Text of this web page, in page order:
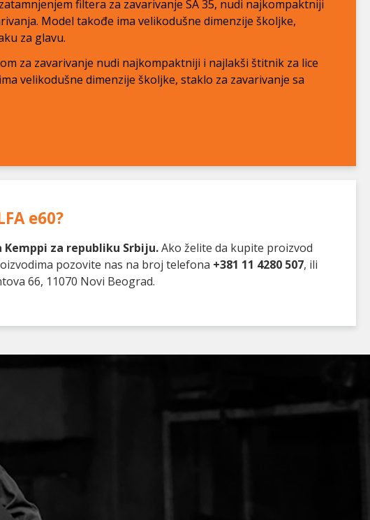
filtera za zavarivanje SA 35, nudi najkompaktniji
Model takođe ima velikodušne dimenzije školjke,
za glavu.
za zavarivanje nudi najkompaktniji i najlakši štitnik za lice
velikodušne dimenzije školjke, staklo za zavarivanje sa
e60?
Kemppi za republiku Srbiju.Ako želite da kupite proizvod
pozovite nas na broj telefona +381 11 4280 507, ili
66, 11070 Novi Beograd.